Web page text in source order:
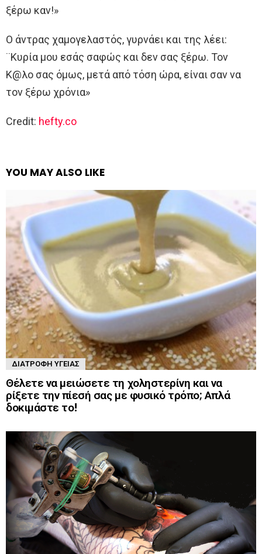
ξέρω καν!»
Ο άντρας χαμογελαστός, γυρνάει και της λέει:
¨Κυρία μου εσάς σαφώς και δεν σας ξέρω. Τον
Κ@λο σας όμως, μετά από τόση ώρα, είναι σαν να
τον ξέρω χρόνια»
Credit: hefty.co
YOU MAY ALSO LIKE
ΔΙΑΤΡΟΦΉ ΥΓΕΊΑΣ
Θέλετε να μειώσετε τη χοληστερίνη και να
ρίξετε την πίεσή σας με φυσικό τρόπο; Απλά
δοκιμάστε το!